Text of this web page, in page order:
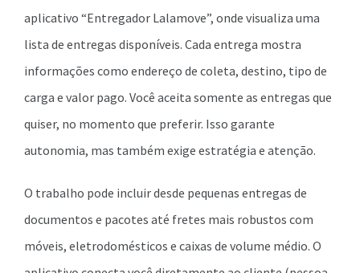
aplicativo “Entregador Lalamove”, onde visualiza uma
lista de entregas disponíveis. Cada entrega mostra
informações como endereço de coleta, destino, tipo de
carga e valor pago. Você aceita somente as entregas que
quiser, no momento que preferir. Isso garante
autonomia, mas também exige estratégia e atenção.
O trabalho pode incluir desde pequenas entregas de
documentos e pacotes até fretes mais robustos com
móveis, eletrodomésticos e caixas de volume médio. O